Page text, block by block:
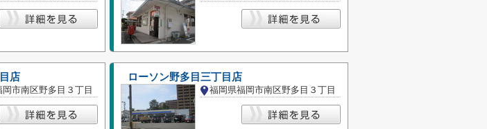
店
市南区野多目３丁目
ローソン野多目三丁目店
福岡県福岡市南区野多目３丁目